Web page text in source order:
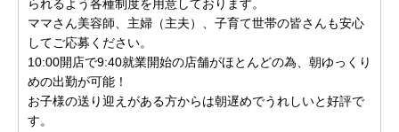
られるよう各種制度を用意しております。
ママさん美容師、主婦（主夫）、子育て世帯の皆さんも安心
してご応募ください。
10:00開店で9:40就業開始の店舗がほとんどの為、朝ゆっくり
めの出勤が可能！
お子様の送り迎えがある方からは朝遅めでうれしいと好評で
す。